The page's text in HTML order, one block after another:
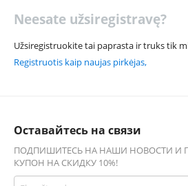
Neesate užsiregistravę?
Užsiregistruokite tai paprasta ir truks tik
Registruotis kaip naujas pirkėjas,
Оставайтесь на связи
ПОДПИШИТЕСЬ НА НАШИ НОВОСТИ И
КУПОН НА СКИДКУ 10%!